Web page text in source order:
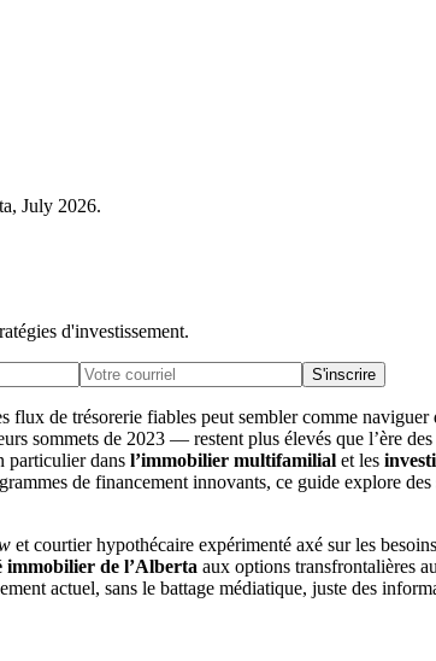
July 2026.
d'investissement.
S'inscrire
flux de trésorerie fiables peut sembler comme
sommets de 2023 — restent plus élevés que l’ère
particulier dans l’immobilier multifamilial et les
de financement innovants, ce guide explore des
et courtier hypothécaire expérimenté axé sur les
immobilier de l’Alberta aux options transfrontalières
actuel, sans le battage médiatique, juste des